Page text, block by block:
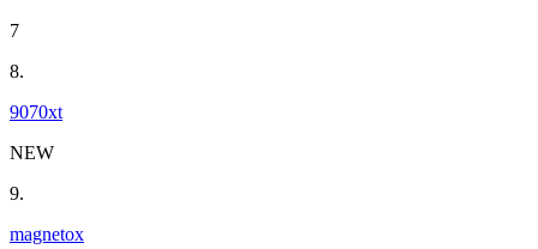
7
8.
9070xt
NEW
9.
magnetox